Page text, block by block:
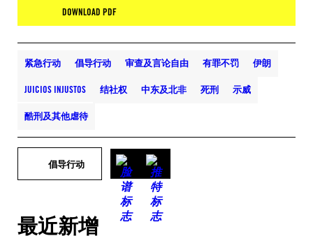
DOWNLOAD PDF
紧急行动 倡导行动 审查及言论自由 有罪不罚 伊朗
JUICIOS INJUSTOS 结社权 中东及北非 死刑 示威
酷刑及其他虐待
倡导行动
最近新增